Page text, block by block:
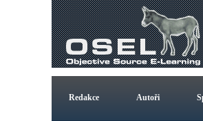
Redakce Autoři